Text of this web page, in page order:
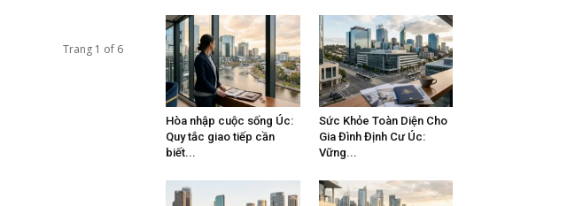
Trang 1 of 6
Hòa nhập cuộc sống Úc:
Quy tắc giao tiếp cần
biết...
Sức Khỏe Toàn Diện Cho
Gia Đình Định Cư Úc:
Vững...